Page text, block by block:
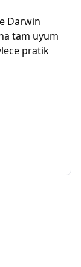
Darwin
tam uyum
pratik